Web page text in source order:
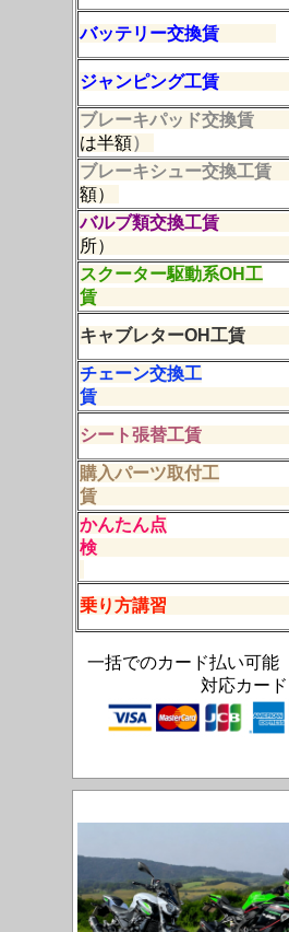
バッテリー交換賃
ジャンピング工賃 （現
ブレーキパッド交
は半額）
ブレーキシュー交換工
額）
バルブ類
所
スクーター駆動系OH工
キャブレ
チェーン交換工
シート
購入パーツ取付工
賃
かんたん点
乗り
一括でのカード払い可能
対応カード